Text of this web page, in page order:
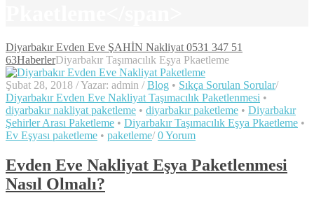
Diyarbakır Evden Eve ŞAHİN Nakliyat 0531 347 51
63HaberlerDiyarbakır Taşımacılık Eşya Pkaetleme
Şubat 28, 2018 /Yazar: admin / Blog • Sıkça Sorulan Sorular/
Diyarbakır Evden Eve Nakliyat Taşımacılık Paketlenmesi •
diyarbakır nakliyat paketleme • diyarbakır paketleme • Diyarbakır
Şehirler Arası Paketleme • Diyarbakır Taşımacılık Eşya Pkaetleme •
Ev Eşyası paketleme • paketleme/ 0 Yorum
Evden Eve Nakliyat Eşya Paketlenmesi
Nasıl Olmalı?